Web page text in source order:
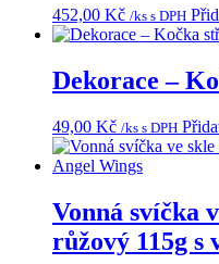
452,00 Kč /ks s DPH
Dekorace –
49,00 Kč /ks s DPH
Vonná svíčka
růžový 115g s